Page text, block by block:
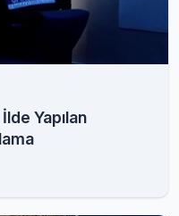
Yapılan